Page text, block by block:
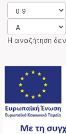
Η αναζήτηση